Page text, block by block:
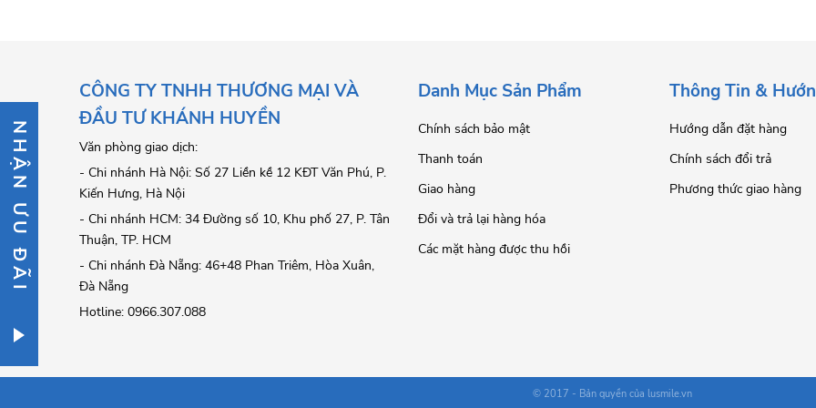
CÔNG TY TNHH THƯƠNG MẠI VÀ
ĐẦU TƯ KHÁNH HUYỀN
Văn phòng giao dịch:
- Chi nhánh Hà Nội: Số 27 Liền kề 12 KĐT Văn Phú, P.
Kiến Hưng, Hà Nội
- Chi nhánh HCM: 34 Đường số 10, Khu phố 27, P. Tân
Thuận, TP. HCM
- Chi nhánh Đà Nẵng: 46+48 Phan Triêm, Hòa Xuân,
Đà Nẵng
Hotline: 0966.307.088
Danh Mục Sản Phẩm
Chính sách bảo mật
Thanh toán
Giao hàng
Đổi và trả lại hàng hóa
Các mặt hàng được thu hồi
Thông Tin &
Hướng dẫn đặt hàng
Chính sách đổi trả
Phương thức giao hàng
© 2017 - Bản quyền của lusmile.vn
NHẬN ƯU ĐÃI